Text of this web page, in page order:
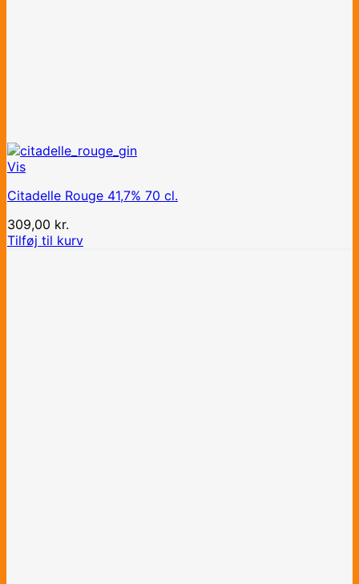
Vis
Citadelle Rouge 41,7% 70 cl.
309,00 kr.
Tilføj til kurv